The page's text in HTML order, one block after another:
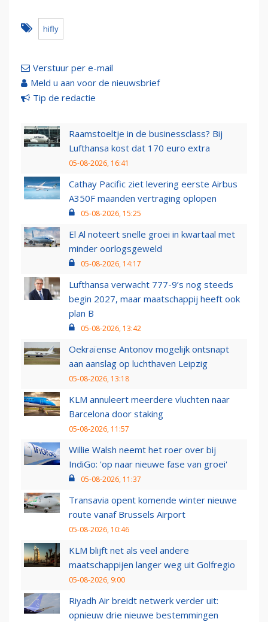
hifly
Verstuur per e-mail
Meld u aan voor de nieuwsbrief
Tip de redactie
Raamstoeltje in de businessclass? Bij
Lufthansa kost dat 170 euro extra
05-08-2026, 16:41
Cathay Pacific ziet levering eerste Airbus
A350F maanden vertraging oplopen
05-08-2026, 15:25
El Al noteert snelle groei in kwartaal met
minder oorlogsgeweld
05-08-2026, 14:17
Lufthansa verwacht 777-9’s nog steeds
begin 2027, maar maatschappij heeft ook
plan B
05-08-2026, 13:42
Oekraïense Antonov mogelijk ontsnapt
aan aanslag op luchthaven Leipzig
05-08-2026, 13:18
KLM annuleert meerdere vluchten naar
Barcelona door staking
05-08-2026, 11:57
Willie Walsh neemt het roer over bij
IndiGo: 'op naar nieuwe fase van groei'
05-08-2026, 11:37
Transavia opent komende winter nieuwe
route vanaf Brussels Airport
05-08-2026, 10:46
KLM blijft net als veel andere
maatschappijen langer weg uit Golfregio
05-08-2026, 9:00
Riyadh Air breidt netwerk verder uit:
opnieuw drie nieuwe bestemmingen